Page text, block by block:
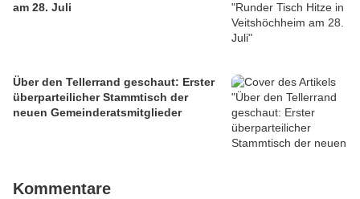
am 28. Juli
Über den Tellerrand geschaut: Erster
überparteilicher Stammtisch der
neuen Gemeinderatsmitglieder
Kommentare